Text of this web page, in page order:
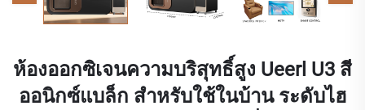
ห้องออกซิเจนความบริสุทธิ์สูง Ueerl U3 สี
ออนิกซ์แบล็ก สำหรับใช้ในบ้าน ระดับไฮ